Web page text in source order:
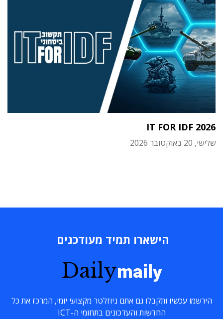
IT FOR IDF 2026
שלישי, 20 באוקטובר 2026
הישארו תמיד מעודכנים
Dailymaily
הירשמו עכשיו ותקבלו גם אתם ניוזלטר מקצועי יומי, המרכז את כל
החדשות והעדכונים בתחומי ה-ICT